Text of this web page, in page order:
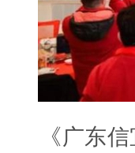
《广东信